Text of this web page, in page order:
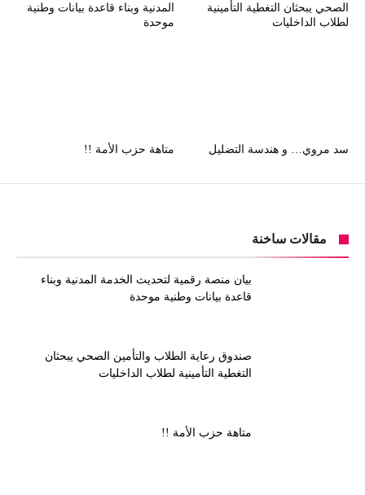
المدنية وبناء قاعدة بيانات وطنية
موحدة
الصحي يبحثان التغطية التأمينية
لطلاب الداخليات
متاهة حزب الأمة !! سد مروي… و هندسة التضليل
مقالات ساخنة
بيان منصة رقمية لتحديث الخدمة المدنية وبناء
قاعدة بيانات وطنية موحدة
صندوق رعاية الطلاب والتأمين الصحي يبحثان
التغطية التأمينية لطلاب الداخليات
متاهة حزب الأمة !!